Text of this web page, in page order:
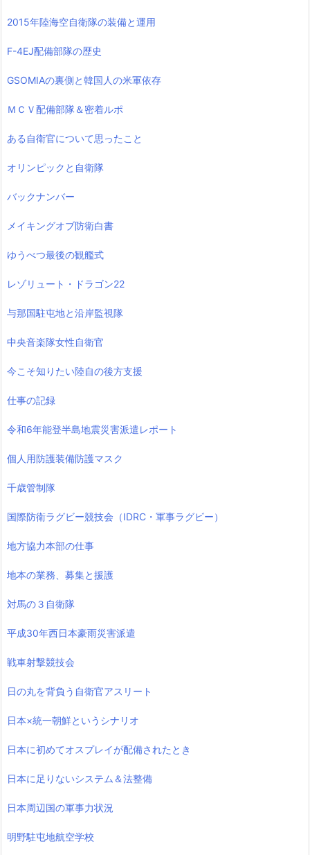
2015年陸海空自衛隊の装備と運用
F-4EJ配備部隊の歴史
GSOMIAの裏側と韓国人の米軍依存
ＭＣＶ配備部隊＆密着ルポ
ある自衛官について思ったこと
オリンピックと自衛隊
バックナンバー
メイキングオブ防衛白書
ゆうべつ最後の観艦式
レゾリュート・ドラゴン22
与那国駐屯地と沿岸監視隊
中央音楽隊女性自衛官
今こそ知りたい陸自の後方支援
仕事の記録
令和6年能登半島地震災害派遣レポート
個人用防護装備防護マスク
千歳管制隊
国際防衛ラグビー競技会（IDRC・軍事ラグビー）
地方協力本部の仕事
地本の業務、募集と援護
対馬の３自衛隊
平成30年西日本豪雨災害派遣
戦車射撃競技会
日の丸を背負う自衛官アスリート
日本×統一朝鮮というシナリオ
日本に初めてオスプレイが配備されたとき
日本に足りないシステム＆法整備
日本周辺国の軍事力状況
明野駐屯地航空学校